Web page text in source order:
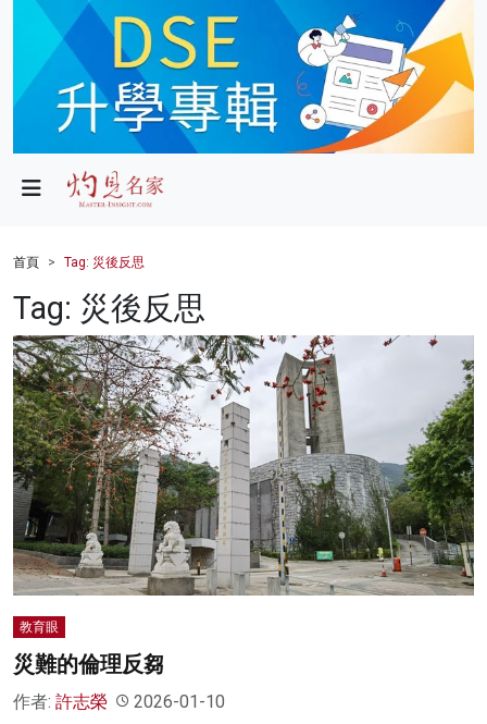
政局
財經
健康
商業
科技
影片
名家榜
灼見活動
首頁 Tag: 災後反思
Tag: 災後反思
教育眼
災難的倫理反芻
作者: 許志榮 2026-01-10